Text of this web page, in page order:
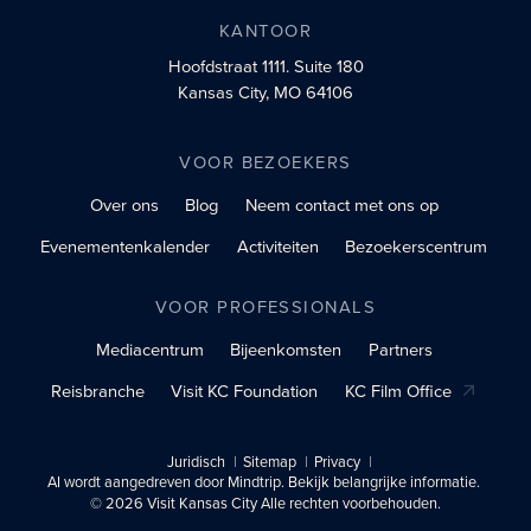
KANTOOR
Hoofdstraat 1111.Suite 180
Kansas City, MO 64106
VOOR BEZOEKERS
Over ons
Blog
Neem contact met ons op
Evenementenkalender
Activiteiten Bezoekerscentrum
VOOR PROFESSIONALS
Mediacentrum
Bijeenkomsten
Partners
Reisbranche
Visit KC Foundation KC Film Office
Juridisch Sitemap
Privacy
AI wordt aangedreven door Mindtrip. Bekijk belangrijke informatie.
© 2026 Visit Kansas City Alle rechten voorbehouden.